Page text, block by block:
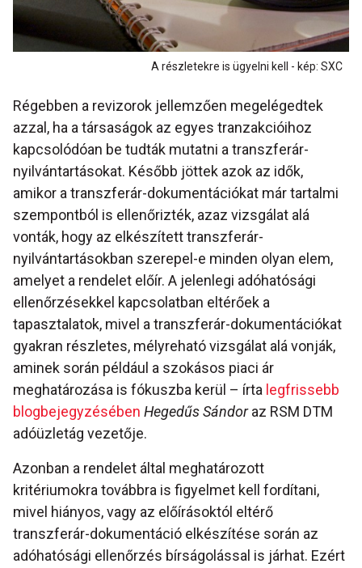
A részletekre is ügyelni kell - kép: SXC
Régebben a revizorok jellemzően megelégedtek
azzal, ha a társaságok az egyes tranzakcióihoz
kapcsolódóan be tudták mutatni a transzferár-
nyilvántartásokat. Később jöttek azok az idők,
amikor a transzferár-dokumentációkat már tartalmi
szempontból is ellenőrizték, azaz vizsgálat alá
vonták, hogy az elkészített transzferár-
nyilvántartásokban szerepel-e minden olyan elem,
amelyet a rendelet előír. A jelenlegi adóhatósági
ellenőrzésekkel kapcsolatban eltérőek a
tapasztalatok, mivel a transzferár-dokumentációkat
gyakran részletes, mélyreható vizsgálat alá vonják,
aminek során például a szokásos piaci ár
meghatározása is fókuszba kerül – írta legfrissebb
blogbejegyzésében Hegedűs Sándoraz RSM DTM
adóüzletág vezetője.
Azonban a rendelet által meghatározott
kritériumokra továbbra is figyelmet kell fordítani,
mivel hiányos, vagy az előírásoktól eltérő
transzferár-dokumentáció elkészítése során az
adóhatósági ellenőrzés bírságolással is járhat. Ezért